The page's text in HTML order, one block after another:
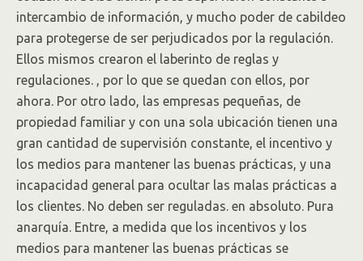
intercambio de información, y mucho poder de cabildeo
para protegerse de ser perjudicados por la regulación.
Ellos mismos crearon el laberinto de reglas y
regulaciones. , por lo que se quedan con ellos, por
ahora. Por otro lado, las empresas pequeñas, de
propiedad familiar y con una sola ubicación tienen una
gran cantidad de supervisión constante, el incentivo y
los medios para mantener las buenas prácticas, y una
incapacidad general para ocultar las malas prácticas a
los clientes. No deben ser reguladas. en absoluto. Pura
anarquía. Entre, a medida que los incentivos y los
medios para mantener las buenas prácticas se